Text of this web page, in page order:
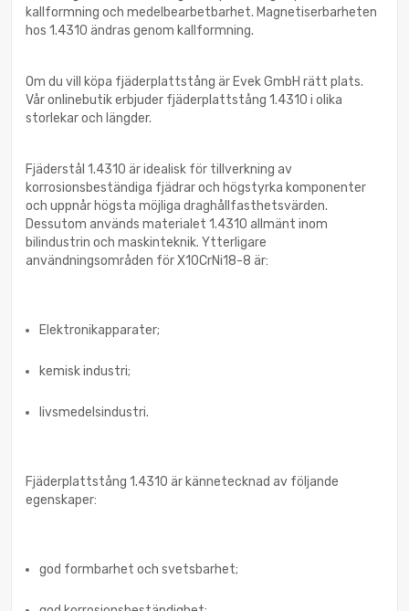
kallformning och medelbearbetbarhet. Magnetiserbarheten
hos 1.4310 ändras genom kallformning.
Om du vill köpa fjäderplattstång är Evek GmbH rätt plats.
Vår onlinebutik erbjuder fjäderplattstång 1.4310 i olika
storlekar och längder.
Fjäderstål 1.4310 är idealisk för tillverkning av
korrosionsbeständiga fjädrar och högstyrka komponenter
och uppnår högsta möjliga draghållfasthetsvärden.
Dessutom används materialet 1.4310 allmänt inom
bilindustrin och maskinteknik. Ytterligare
användningsområden för X10CrNi18-8 är:
Elektronikapparater;
kemisk industri;
livsmedelsindustri.
Fjäderplattstång 1.4310 är kännetecknad av följande
egenskaper:
god formbarhet och svetsbarhet;